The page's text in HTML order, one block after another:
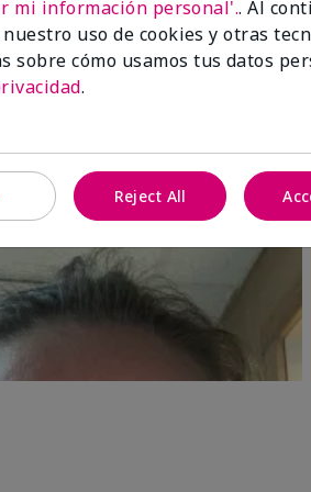
Skinvigorate™ Duo Facial
especial†
$95.00
mi información personal'.. Al
uso de cookies y otras
sobre cómo usamos tus datos
.
Reject All